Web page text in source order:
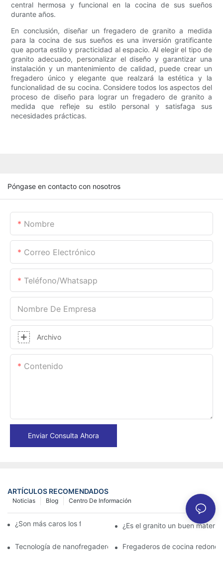
central hermosa y funcional en la cocina de sus sueños
durante años.
En conclusión, diseñar un fregadero de granito a medida
para la cocina de sus sueños es una inversión gratificante
que aporta estilo y practicidad al espacio. Al elegir el tipo de
granito adecuado, personalizar el diseño y garantizar una
instalación y un mantenimiento de calidad, puede crear un
fregadero único y elegante que realzará la estética y la
funcionalidad de su cocina. Considere todos los aspectos del
proceso de diseño para lograr un fregadero de granito a
medida que refleje su estilo personal y satisfaga sus
necesidades prácticas.
Póngase en contacto con nosotros
Nombre
Correo Electrónico
Teléfono/whatsapp
Nombre De Empresa
Archivo
Contenido
Enviar Consulta Ahora
ARTÍCULOS RECOMENDADOS
Centro De Información
Blog
Noticias
¿Son más caros los fregaderos de granito?¿Es el granito un buen
Tecnología de nanofregaderos: lo que los propietarios deben
Fregaderos de cocina